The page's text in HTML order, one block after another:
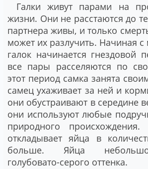
Галки живут парами на
жизни. Они не расстаются до
партнера живы, и только
может их разлучить. Начиная с
галок начинается гнездовой
все пары расселяются по
этот период самка занята
самец ухаживает за ней и
они обустраивают в середине
они используют любые
природного
откладывает яйца в
больше. Яйца
голубовато-серого оттенка.